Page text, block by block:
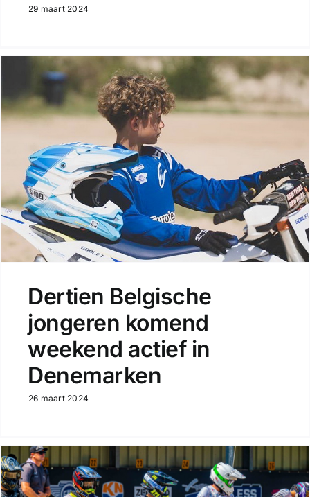
29 maart 2024
Dertien Belgische
jongeren komend
weekend actief in
Denemarken
26 maart 2024